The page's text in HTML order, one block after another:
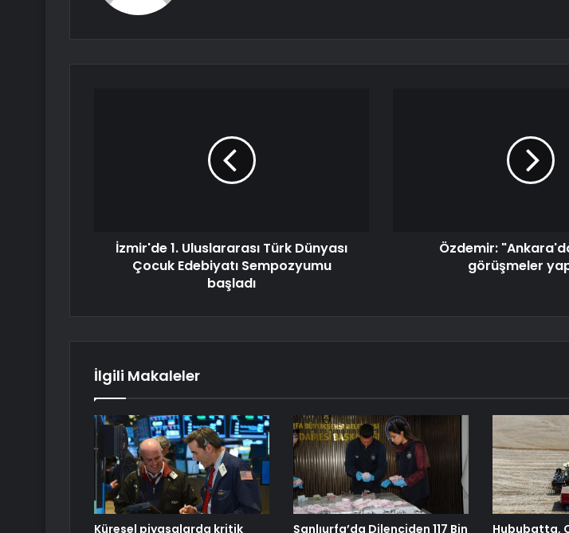
İzmir'de 1. Uluslararası Türk Dünyası
Çocuk Edebiyatı Sempozyumu
başladı
Özdemir:
görüşmeler
İlgili Makaleler
Küresel piyasalarda kritik Şanlıurfa’da Dilenciden 117 Bin Hububatta,